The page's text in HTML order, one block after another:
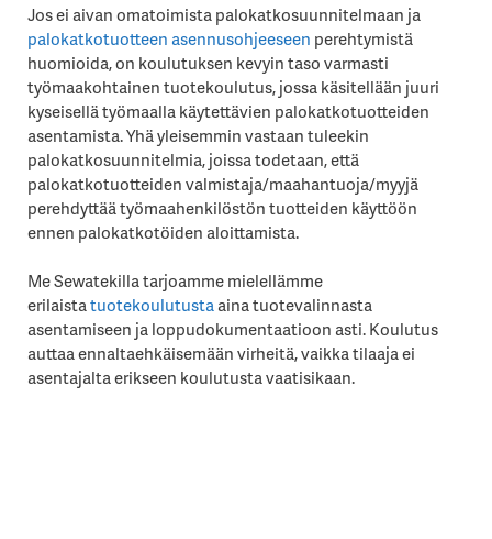
Jos ei aivan omatoimista palokatkosuunnitelmaan ja
palokatkotuotteen asennusohjeeseen perehtymistä
huomioida, on koulutuksen kevyin taso varmasti
työmaakohtainen tuotekoulutus, jossa käsitellään juuri
kyseisellä työmaalla käytettävien palokatkotuotteiden
asentamista. Yhä yleisemmin vastaan tuleekin
palokatkosuunnitelmia, joissa todetaan, että
palokatkotuotteiden valmistaja/maahantuoja/myyjä
perehdyttää työmaahenkilöstön tuotteiden käyttöön
ennen palokatkotöiden aloittamista.
Me Sewatekilla tarjoamme mielellämme
erilaistatuotekoulutustaaina tuotevalinnasta
asentamiseen ja loppudokumentaatioon asti. Koulutus
auttaa ennaltaehkäisemään virheitä, vaikka tilaaja ei
asentajalta erikseen koulutusta vaatisikaan.